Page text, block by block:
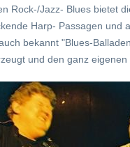
Rock-/Jazz- Blues bietet
Harp- Passagen und
bekannt "Blues-
und den ganz